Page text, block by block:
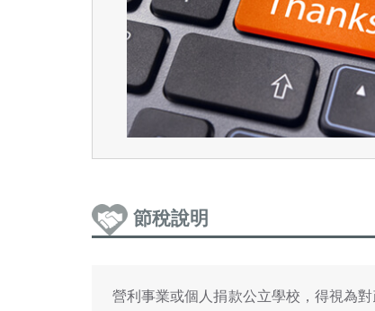
節稅說明
營利事業或個人捐款公立學校，得視為